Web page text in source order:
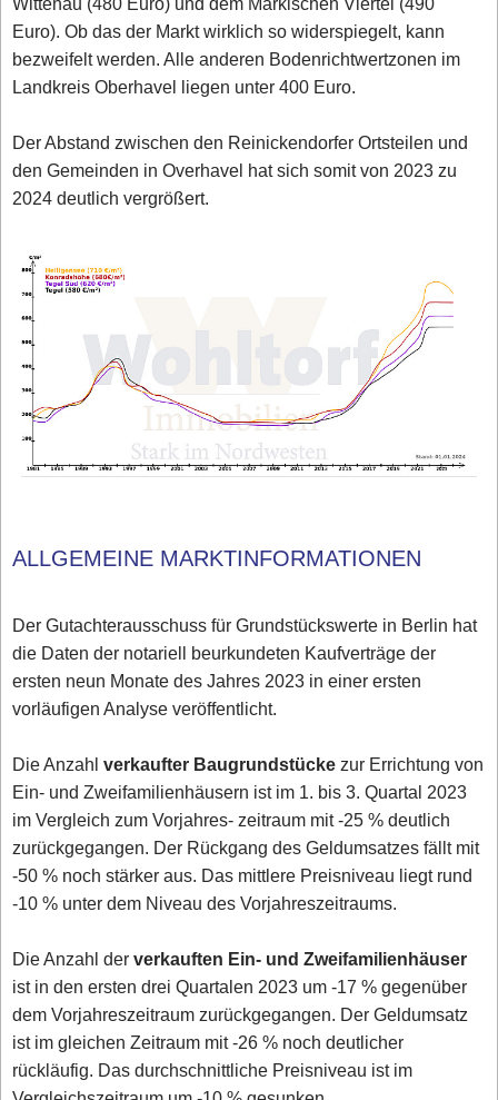
Euro). Ob das der Markt wirklich so widerspiegelt, kann
bezweifelt werden. Alle anderen Bodenrichtwertzonen im
Landkreis Oberhavel liegen unter 400 Euro.
Der Abstand zwischen den Reinickendorfer Ortsteilen und
den Gemeinden in Overhavel hat sich somit von 2023 zu
2024 deutlich vergrößert.
ALLGEMEINE MARKTINFORMATIONEN
Der Gutachterausschuss für Grundstückswerte in Berlin hat
die Daten der notariell beurkundeten Kaufverträge der
ersten neun Monate des Jahres 2023 in einer ersten
vorläufigen Analyse veröffentlicht.
Die Anzahlverkaufter Baugrundstückezur Errichtung von
Ein- und Zweifamilienhäusern ist im 1. bis 3. Quartal 2023
im Vergleich zum Vorjahres- zeitraum mit -25 % deutlich
zurückgegangen. Der Rückgang des Geldumsatzes fällt mit
-50 % noch stärker aus. Das mittlere Preisniveau liegt rund
-10 % unter dem Niveau des Vorjahreszeitraums.
Die Anzahl derverkauften Ein- und Zweifamilienhäuser
ist in den ersten drei Quartalen 2023 um -17 % gegenüber
dem Vorjahreszeitraum zurückgegangen. Der Geldumsatz
ist im gleichen Zeitraum mit -26 % noch deutlicher
rückläufig. Das durchschnittliche Preisniveau ist im